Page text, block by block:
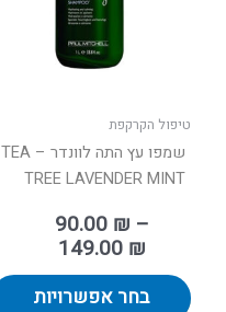
טיפול הקרקפת
שמפו עץ התה לוונדר – TEA
TREE LAVENDER MINT
90.00 ₪ –
149.00 ₪
בחר אפשרויות